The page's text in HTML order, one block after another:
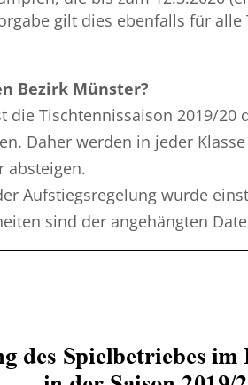
gilt dies ebenfalls für
Bezirk Münster?
die Tischtennissaison 2019/20
Daher werden in jeder
absteigen.
Aufstiegsregelung wurde
sind der angehängten